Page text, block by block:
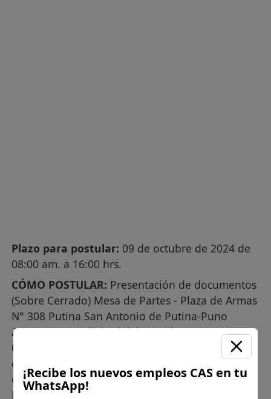
Plazo para postular: 09 de octubre de 2024 de
08:00 am. a 16:00 hrs.
CÓMO POSTULAR: Presentación de documentos
(Sobre Cerrado) Mesa de Partes - Plaza de Armas
N° 308 Putina San Antonio de Putina-Puno
Anexo N° 01 Solicitud del Postulante Anexo N°
02 Ficha de Hoja de vida-CV con la
documentación sustentatoria, solicitada para
cada puesto. Anexo N° 03 Declaración Jurada del
Postulante
¡Recibe los nuevos empleos CAS en tu
WhatsApp!